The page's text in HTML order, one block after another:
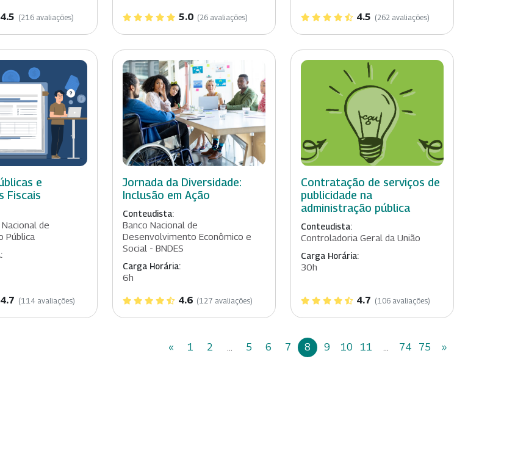
4.5 (216 avaliações) 5.0 (26 avaliações) 4.5 (262 avaliações)
e
Fiscais
de
Pública
4.7 (114 avaliações)
Jornada da Diversidade:
Inclusão em Ação
Conteudista:
Banco Nacional de
Desenvolvimento Econômico e
Social - BNDES
Carga Horária:
6h
4.6 (127 avaliações)
Contratação de serviços de
publicidade na
administração pública
Conteudista:
Controladoria Geral da União
Carga Horária:
30h
4.7 (106 avaliações)
« 1 2 ... 5 6 7 8 9 10 11 ... 74 75 »